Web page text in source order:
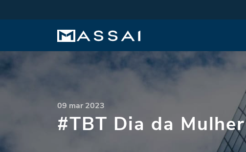
09 mar 2023
#TBT Dia da Mulher